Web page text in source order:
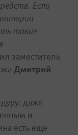
Если
такие
заместитель
Дмитрий
даже
и
есть еще